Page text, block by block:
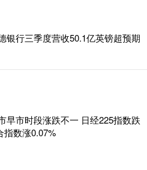
银行三季度营收50.1亿英镑超预期
早市时段涨跌不一 日经225指数跌
指数涨0.07%